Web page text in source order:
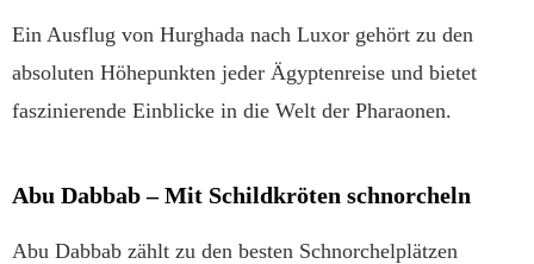
Ein Ausflug von Hurghada nach Luxor gehört zu den
absoluten Höhepunkten jeder Ägyptenreise und bietet
faszinierende Einblicke in die Welt der Pharaonen.
Abu Dabbab – Mit Schildkröten schnorcheln
Abu Dabbab zählt zu den besten Schnorchelplätzen